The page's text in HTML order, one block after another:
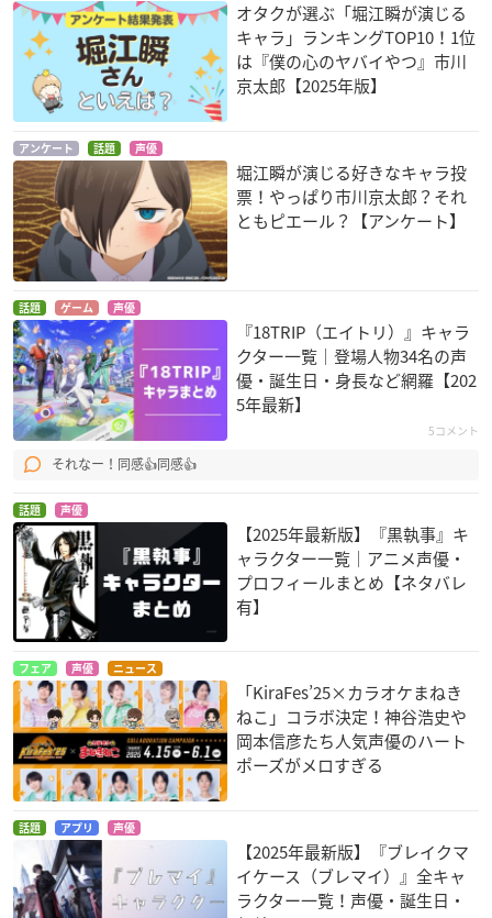
風の又三郎
ぺ吉
爆丸アーマードアラ
トゥロックス
オタクが選ぶ「堀江瞬が演じる
キャラ」ランキングTOP10！1位
は『僕の心のヤバイやつ』市川
京太郎【2025年版】
アンケート 話題 声優
堀江瞬が演じる好きなキャラ投
票！やっぱり市川京太郎？それ
ともピエール？【アンケート】
話題 ゲーム 声優
『18TRIP（エイトリ）』キャラ
クター一覧｜登場人物34名の声
優・誕生日・身長など網羅【202
5年最新】
5コメント
それなー！同感👍同感👍
話題 声優
【2025年最新版】『黒執事』キ
ャラクター一覧｜アニメ声優・
プロフィールまとめ【ネタバレ
有】
フェア 声優 ニュース
「KiraFes’25×カラオケまねき
ねこ」コラボ決定！神谷浩史や
岡本信彦たち人気声優のハート
ポーズがメロすぎる
話題 アプリ 声優
【2025年最新版】『ブレイクマ
イケース（ブレマイ）』全キャ
ラクター一覧！声優・誕生日・